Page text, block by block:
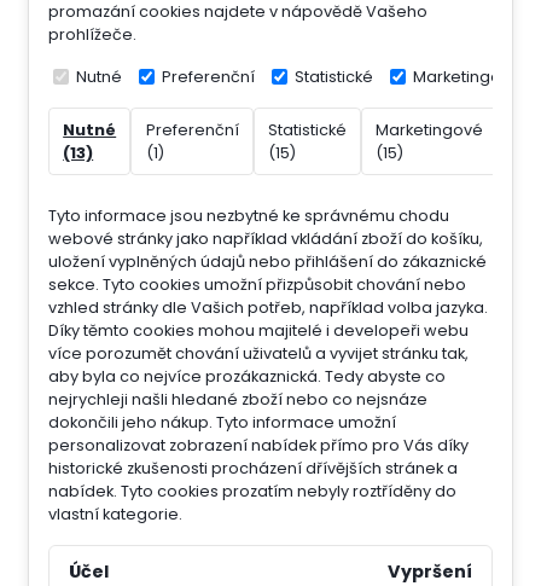
promazání cookies najdete v nápovědě Vašeho
prohlížeče.
Nutné Preferenční Statistické Marketingové
Nutné
(13)
Preferenční
(1)
Statistické
(15)
Marketingové
(15)
Tyto informace jsou nezbytné ke správnému chodu
webové stránky jako například vkládání zboží do košíku,
uložení vyplněných údajů nebo přihlášení do zákaznické
sekce. Tyto cookies umožní přizpůsobit chování nebo
vzhled stránky dle Vašich potřeb, například volba jazyka.
Díky těmto cookies mohou majitelé i developeři webu
více porozumět chování uživatelů a vyvijet stránku tak,
aby byla co nejvíce prozákaznická. Tedy abyste co
nejrychleji našli hledané zboží nebo co nejsnáze
dokončili jeho nákup. Tyto informace umožní
personalizovat zobrazení nabídek přímo pro Vás díky
historické zkušenosti procházení dřívějších stránek a
nabídek. Tyto cookies prozatím nebyly roztříděny do
vlastní kategorie.
Účel Vypršení